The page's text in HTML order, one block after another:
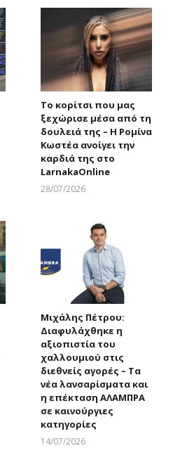
Το κορίτσι που μας
ξεχώρισε μέσα από τη
δουλειά της – Η Ρομίνα
Κωστέα ανοίγει την
καρδιά της στο
LarnakaOnline
28/07/2026
Μιχάλης Πέτρου:
Διαφυλάχθηκε η
αξιοπιστία του
χαλλουμιού στις
διεθνείς αγορές – Τα
νέα λανσαρίσματα και
η επέκταση ΑΛΑΜΠΡΑ
σε καινούργιες
κατηγορίες
14/07/2026